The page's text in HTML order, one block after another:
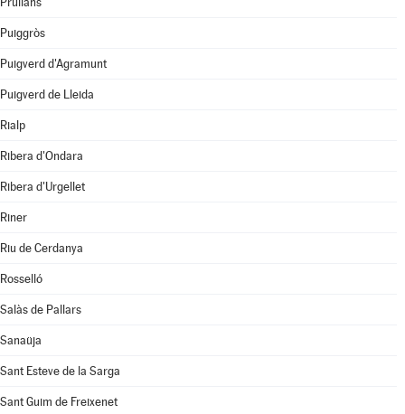
Puiggròs
Puigverd d'Agramunt
Puigverd de Lleida
Rialp
Ribera d'Ondara
Ribera d'Urgellet
Riner
Riu de Cerdanya
Rosselló
Salàs de Pallars
Sanaüja
Sant Esteve de la Sarga
Sant Guim de Freixenet